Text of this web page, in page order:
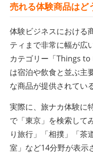
売れる体験商品はど
体験ビジネスにおける
ティまで非常に幅が広
カテゴリー「Things
は宿泊や飲食と並ぶ主
な商品が提供されている
実際に、旅ナカ体験に
で「東京」を検索して
り旅行」「相撲」「茶
室」など14分野が表示